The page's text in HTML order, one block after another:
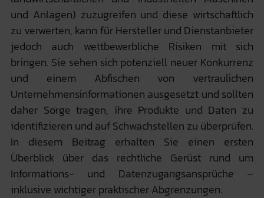
und Anlagen) zuzugreifen und diese wirtschaftlich
zu verwerten, kann für Hersteller und Dienstanbieter
jedoch auch wettbewerbliche Risiken mit sich
bringen. Sie sehen sich potenziell neuer Konkurrenz
und einem Abfischen von vertraulichen
Unternehmensinformationen ausgesetzt und sollten
daher Sorge tragen, ihre Produkte und Daten zu
identifizieren und auf Schwachstellen zu überprüfen.
In diesem Beitrag erhalten Sie einen ersten
Überblick über das rechtliche Gerüst rund um
Informations- und Datenzugangsansprüche –
inklusive wichtiger praktischer Abgrenzungen.